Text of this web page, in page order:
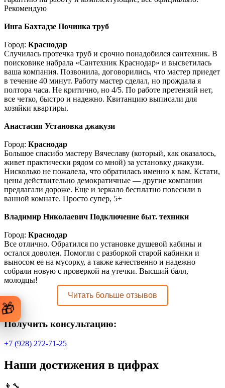
Рекомендую
Инга Бахтадзе Починка труб
Город: Краснодар
Случилась протечка труб и срочно понадобился сантехник. В
поисковике набрала «Сантехник Краснодар» и высветилась
ваша компания. Позвонила, договорились, что мастер приедет
в течение 40 минут. Работу мастер сделал, но прождала я
полтора часа. Не критично, но 4/5. По работе претензий нет,
все четко, быстро и надежно. Квитанцию выписали для
хозяйки квартиры.
Анастасия Установка джакузи
Город: Краснодар
Большое спасибо мастеру Вячеславу (который, как оказалось,
живет практически рядом со мной) за установку джакузи.
Нисколько не пожалела, что обратилась именно к вам. Кстати,
цены действительно демократичные — другие компании
предлагали дороже. Еще и зеркало бесплатно повесили в
ванной комнате. Просто супер, 5+
Владимир Николаевич Подключение быт. техники
Город: Краснодар
Все отлично. Обратился по установке душевой кабины и
остался доволен. Помогли с разборкой старой кабинки и
выносом ее на мусорку, а также качественно и надежно
собрали новую с проверкой на утечки. Высший балл,
молодцы!
Читать больше отзывов
Получить консультацию:
+7 (928) 272-71-25
Наши достижения в цифрах
👨‍🔧
🎁